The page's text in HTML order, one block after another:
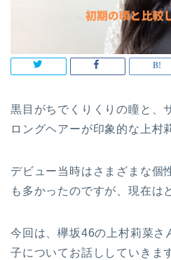
黒目がちでくりくりの瞳と、
ロングヘアーが印象的な上村
デビュー当時はさまざまな個
も多かったのですが、現在は
今回は、欅坂46の上村莉菜さ
子についてお話ししていきま